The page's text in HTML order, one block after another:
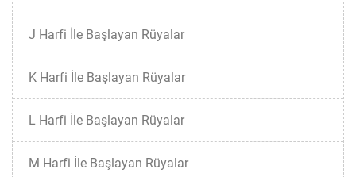
J Harfi İle Başlayan Rüyalar
K Harfi İle Başlayan Rüyalar
L Harfi İle Başlayan Rüyalar
M Harfi İle Başlayan Rüyalar